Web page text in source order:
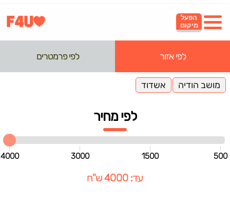
הפעל
מיקום
לפי אזור לפי פרמטרים
מושב הודיה אשדוד
לפי מחיר
500
1500
3000
4000
עד: 4000 ש"ח